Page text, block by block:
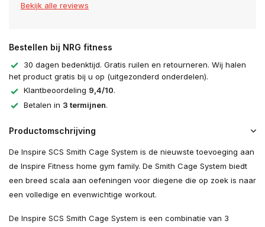
Bekijk alle reviews
Bestellen bij NRG fitness
30 dagen bedenktijd. Gratis ruilen en retourneren. Wij halen
het product gratis bij u op (uitgezonderd onderdelen).
Klantbeoordeling 9,4/10.
Betalen in 3 termijnen.
Productomschrijving
De Inspire SCS Smith Cage System is de nieuwste toevoeging aan
de Inspire Fitness home gym family. De Smith Cage System biedt
een breed scala aan oefeningen voor diegene die op zoek is naar
een volledige en evenwichtige workout.
De Inspire SCS Smith Cage System is een combinatie van 3